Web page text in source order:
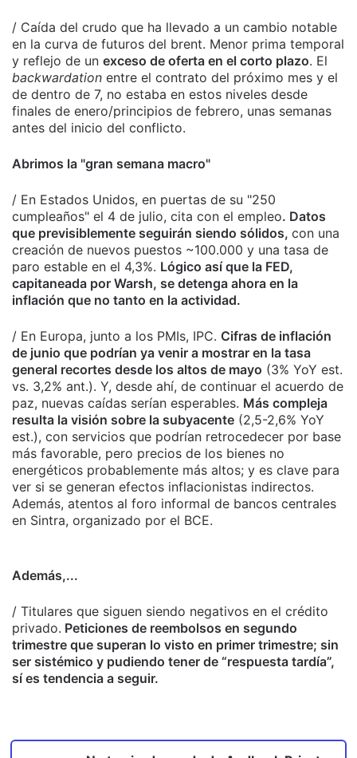
/ Caída del crudo que ha llevado a un cambio notable
en la curva de futuros del brent. Menor prima temporal
y reflejo de un exceso de oferta en el corto plazo. El
backwardation entre el contrato del próximo mes y el
de dentro de 7, no estaba en estos niveles desde
finales de enero/principios de febrero, unas semanas
antes del inicio del conflicto.
Abrimos la "gran semana macro"
/ En Estados Unidos, en puertas de su "250
cumpleaños" el 4 de julio, cita con el empleo. Datos
que previsiblemente seguirán siendo sólidos, con una
creación de nuevos puestos ~100.000 y una tasa de
paro estable en el 4,3%. Lógico así que la FED,
capitaneada por Warsh, se detenga ahora en la
inflación que no tanto en la actividad.
/ En Europa, junto a los PMIs, IPC. Cifras de inflación
de junio que podrían ya venir a mostrar en la tasa
general recortes desde los altos de mayo (3% YoY est.
vs. 3,2% ant.). Y, desde ahí, de continuar el acuerdo de
paz, nuevas caídas serían esperables. Más compleja
resulta la visión sobre la subyacente (2,5-2,6% YoY
est.), con servicios que podrían retrocedecer por base
más favorable, pero precios de los bienes no
energéticos probablemente más altos; y es clave para
ver si se generan efectos inflacionistas indirectos.
Además, atentos al foro informal de bancos centrales
en Sintra, organizado por el BCE.
Además,...
/ Titulares que siguen siendo negativos en el crédito
privado. Peticiones de reembolsos en segundo
trimestre que superan lo visto en primer trimestre; sin
ser sistémico y pudiendo tener de “respuesta tardía”,
sí es tendencia a seguir.